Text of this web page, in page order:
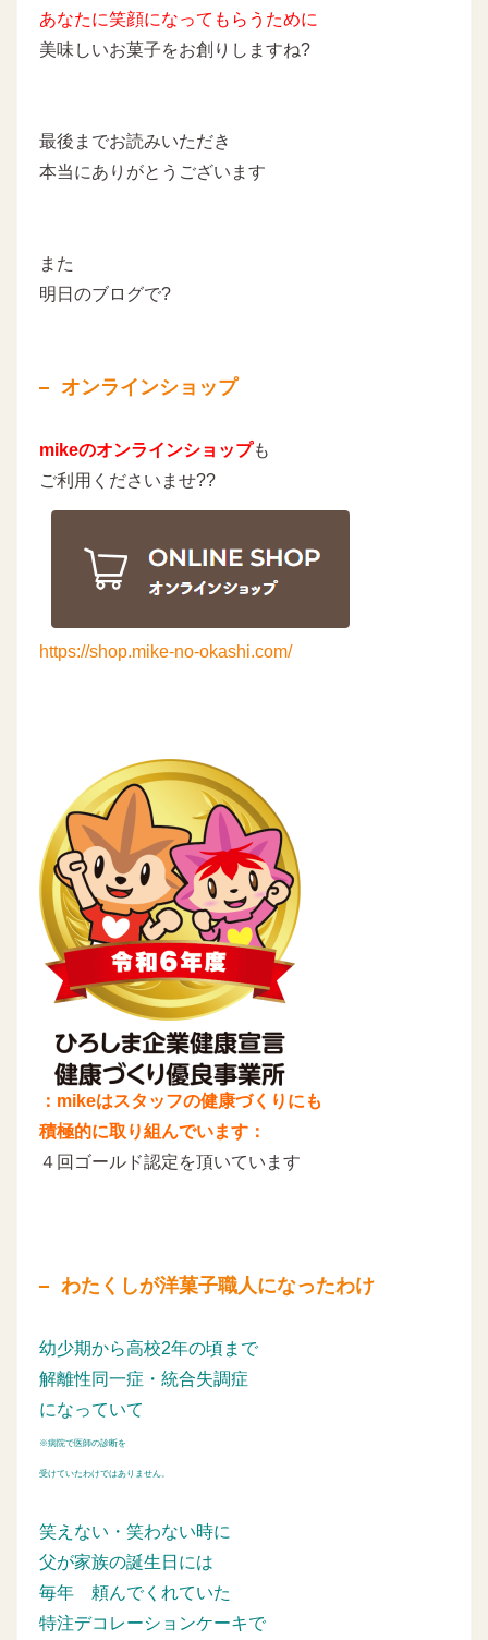
あなたに笑顔になってもらうために
美味しいお菓子をお創りしますね?
最後までお読みいただき
本当にありがとうございます
また
明日のブログで?
オンラインショップ
mikeのオンラインショップも
ご利用くださいませ??
https://shop.mike-no-okashi.com/
：mikeはスタッフの健康づくりにも
積極的に取り組んでいます：
４回ゴールド認定を頂いています
わたくしが洋菓子職人になったわけ
幼少期から高校2年の頃まで
解離性同一症・統合失調症
になっていて
※病院で医師の診断を
受けていたわけではありません。
笑えない・笑わない時に
父が家族の誕生日には
毎年 頼んでくれていた
特注デコレーションケーキで